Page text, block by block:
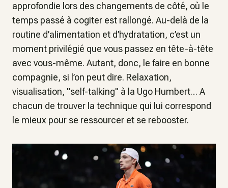
approfondie lors des changements de côté, où le
temps passé à cogiter est rallongé. Au-delà de la
routine d’alimentation et d’hydratation, c’est un
moment privilégié que vous passez en tête-à-tête
avec vous-même. Autant, donc, le faire en bonne
compagnie, si l’on peut dire. Relaxation,
visualisation, "self-talking" à la Ugo Humbert… A
chacun de trouver la technique qui lui correspond
le mieux pour se ressourcer et se rebooster.